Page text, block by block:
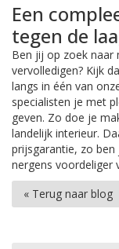
Een
tegen de
Ben jij op zoek naar
vervolledigen? Kijk
langs in één van
specialisten je met
geven. Zo doe je
landelijk interieur.
prijsgarantie, zo
nergens voordeliger
« Terug naar blog